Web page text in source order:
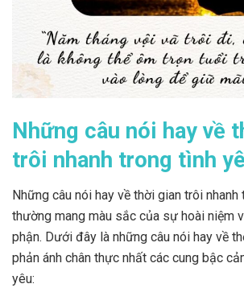
Những câu nói hay về
trôi nhanh trong tình
Những câu nói hay về thời gian trôi
thường mang màu sắc của sự hoài niệm
phận. Dưới đây là những câu nói hay về
phản ánh chân thực nhất các cung bậc
yêu: